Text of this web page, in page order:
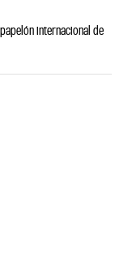
internacional de